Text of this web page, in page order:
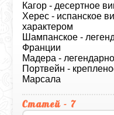
Кагор - десертное
Херес - испанское
характером
Шампанское -
Франции
Мадера -
Портвейн -
Марсала
Статей - 7